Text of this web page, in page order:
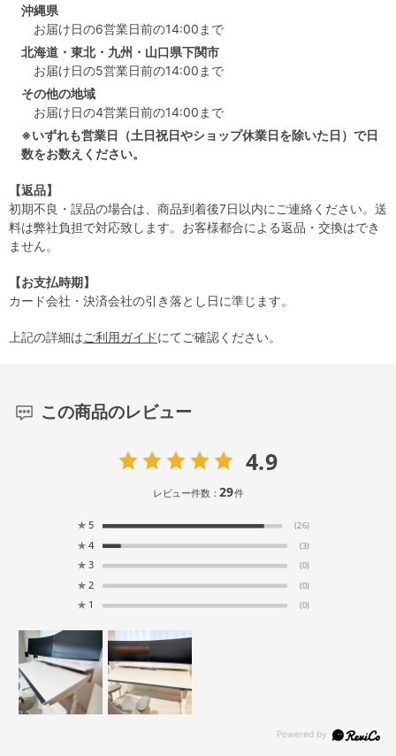
沖縄県
お届け日の6営業日前の14:00まで
北海道・東北・九州・山口県下関市
お届け日の5営業日前の14:00まで
その他の地域
お届け日の4営業日前の14:00まで
※いずれも営業日（土日祝日やショップ休業日を除いた日）で日
数をお数えください。
【返品】
初期不良・誤品の場合は、商品到着後7日以内にご連絡ください。送
料は弊社負担で対応致します。お客様都合による返品・交換はでき
ません。
【お支払時期】
カード会社・決済会社の引き落とし日に準じます。
上記の詳細はご利用ガイドにてご確認ください。
この商品のレビュー
4.9
レビュー件数：29件
★ 5 (26)
★ 4 (3)
★ 3 (0)
★ 2 (0)
★ 1 (0)